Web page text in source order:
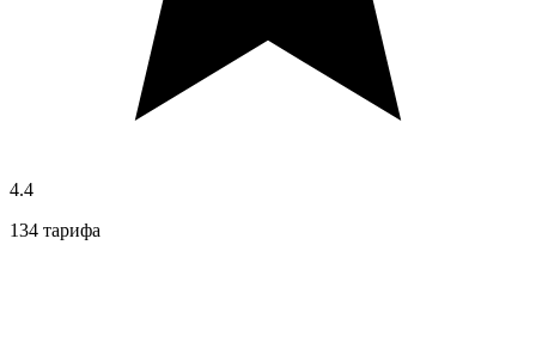
4.4
134 тарифа